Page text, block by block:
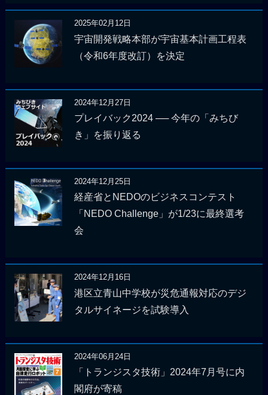
2025年02月12日
宇宙開発戦略本部が宇宙基本計画工程表
（令和6年度改訂）を決定
2024年12月27日
プレイバック2024 ── 今年の「みちび
き」を振り返る
2024年12月25日
経産省とNEDOのビジネスコンテスト
「NEDO Challenge」が1/23に最終選考
会
2024年12月16日
港区立青山中学校が災危通報対応のデジ
タルサイネージを試験導入
2024年06月24日
「トランジスタ技術」2024年7月号に内
閣府が寄稿